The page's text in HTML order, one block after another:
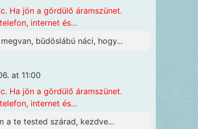
Ha jön a gördülő áramszünet.
internet és…
büdöslábú náci, hogy...
at 11:00
Ha jön a gördülő áramszünet.
internet és…
a te tested szárad, kezdve...